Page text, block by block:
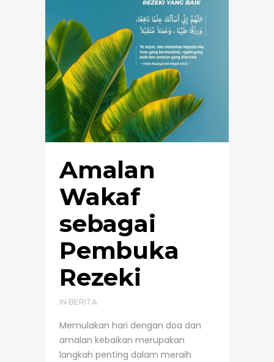
Amalan
Wakaf
sebagai
Pembuka
Rezeki
IN BERITA
Memulakan hari dengan doa dan
amalan kebaikan merupakan
langkah penting dalam meraih